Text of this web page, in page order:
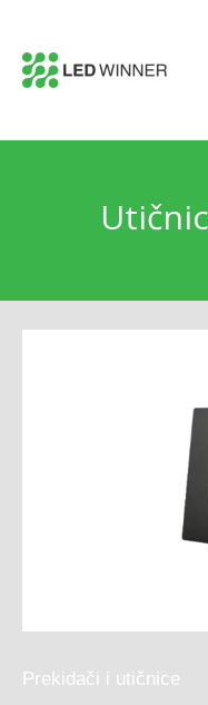
Prekidači i utičnice